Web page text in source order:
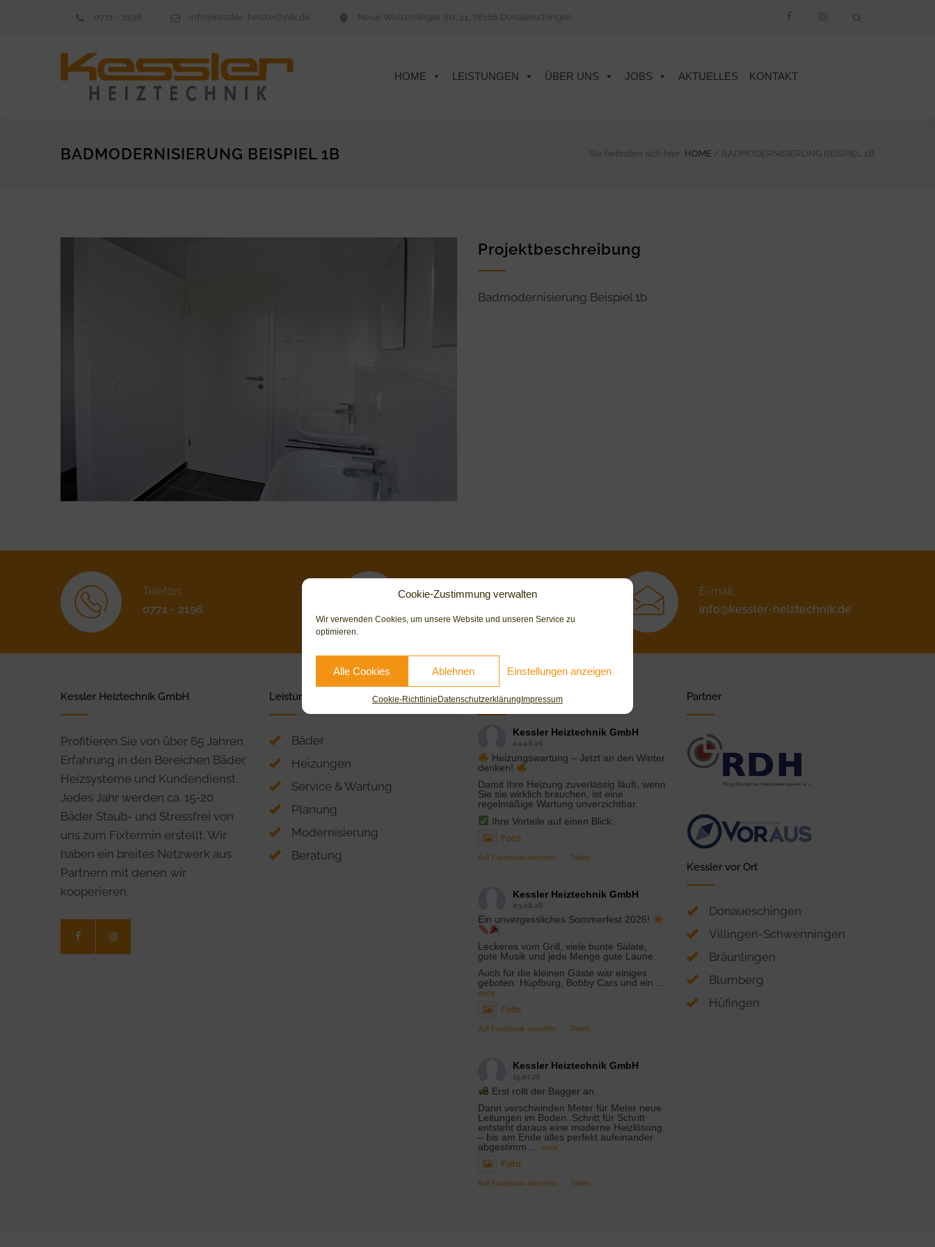
Cookie-Zustimmung verwalten
Wir verwenden Cookies, um unsere Website und unseren Service zu
optimieren.
Alle Cookies Ablehnen Einstellungen anzeigen
Cookie-RichtlinieDatenschutzerklärungImpressum
0771 - 2196 info@kessler-heiztechnik.de Neue Wolterdinger Str. 21, 78166 Donaueschingen
HOME LEISTUNGEN ÜBER UNS JOBS AKTUELLES KONTAKT
BADMODERNISIERUNG BEISPIEL 1B Sie befinden sich hier: HOME / BADMODERNISIERUNG BEISPIEL 1B
Projektbeschreibung
Badmodernisierung Beispiel 1b
Telefon:
0771 - 2196
Neue Wolterdinger Str. 21
E-mail:
info@kessler-heiztechnik.de
Kessler Heiztechnik GmbH
Profitieren Sie von über 65 Jahren
Erfahrung in den Bereichen Bäder,
Heizsysteme und Kundendienst.
Jedes Jahr werden ca. 15-20
Bäder Staub- und Stressfrei von
uns zum Fixtermin erstellt. Wir
haben ein breites Netzwerk aus
Partnern mit denen wir
kooperieren.
Leistungen
Bäder
Heizungen
Service & Wartung
Planung
Modernisierung
Beratung
Facebook Feed
Kessler Heiztechnik GmbH
04.08.26
Heizungswartung – Jetzt an den Winter
denken!
Damit Ihre Heizung zuverlässig läuft, wenn
Sie sie wirklich brauchen, ist eine
regelmäßige Wartung unverzichtbar.
Ihre Vorteile auf einen Blick:
Foto
Auf Facebook ansehen · Teilen
Kessler Heiztechnik GmbH
03.08.26
Ein unvergessliches Sommerfest 2026!
Leckeres vom Grill, viele bunte Salate,
gute Musik und jede Menge gute Laune.
Auch für die kleinen Gäste war einiges
geboten: Hüpfburg, Bobby Cars und ein
mehr
Foto
Auf Facebook ansehen · Teilen
Kessler Heiztechnik GmbH
15.07.26
Erst rollt der Bagger an.
Dann verschwinden Meter für Meter neue
Leitungen im Boden. Schritt für Schritt
entsteht daraus eine moderne Heizlösung
– bis am Ende alles perfekt aufeinander
abgestimm
mehr
Foto
Auf Facebook ansehen · Teilen
Partner
Kessler vor Ort
Donaueschingen
Villingen-Schwenningen
Bräunlingen
Blumberg
Hüfingen